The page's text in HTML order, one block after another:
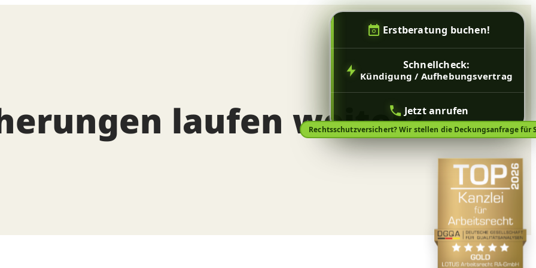
Erstberatung buchen!
Schnellcheck:
Kündigung / Aufhebungsvertrag
Jetzt anrufen
Rechtsschutzversichert? Wir stellen die Deckungsanfrage für
laufen weiter?